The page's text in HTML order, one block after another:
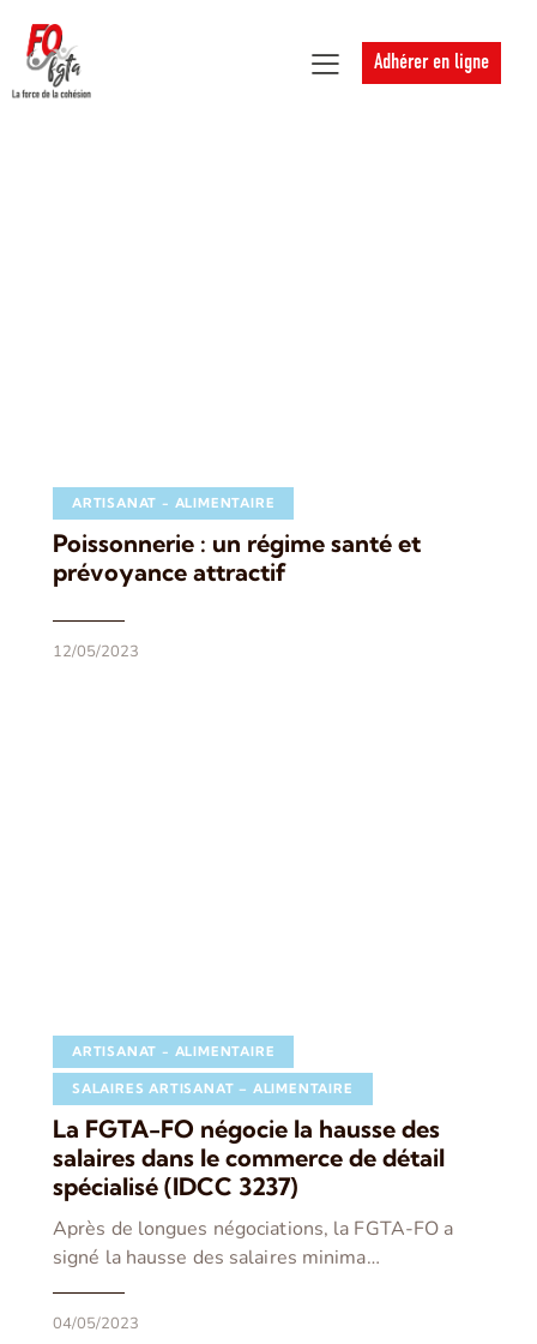
Adhérer en ligne
ARTISANAT - ALIMENTAIRE
Poissonnerie : un régime santé et
prévoyance attractif
12/05/2023
ARTISANAT - ALIMENTAIRE
SALAIRES ARTISANAT – ALIMENTAIRE
La FGTA-FO négocie la hausse des
salaires dans le commerce de détail
spécialisé (IDCC 3237)
Après de longues négociations, la FGTA-FO a
signé la hausse des salaires minima…
04/05/2023